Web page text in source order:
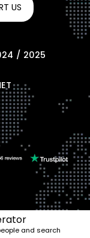
US
/ 2025
and search